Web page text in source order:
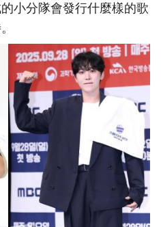
小分隊會發行什麼樣的歌